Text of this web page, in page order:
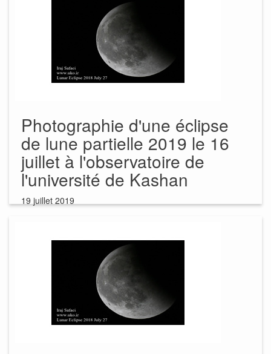
Photographie d'une éclipse
de lune partielle 2019 le 16
juillet à l'observatoire de
l'université de Kashan
19 juillet 2019